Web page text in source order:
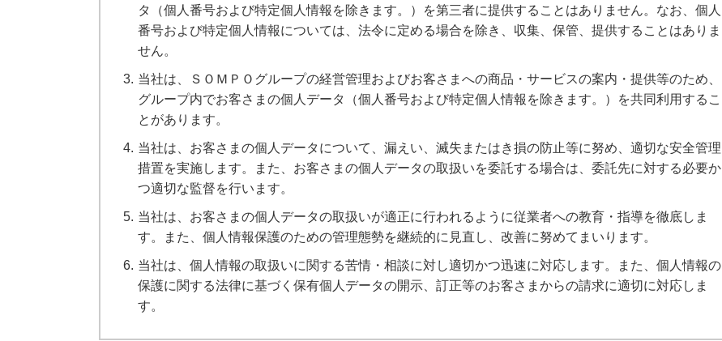
タ（個人番号および特定個人情報を除きます。）を第三者に提供することはありません。なお、個人
番号および特定個人情報については、法令に定める場合を除き、収集、保管、提供することはありま
せん。
3. 当社は、ＳＯＭＰＯグループの経営管理およびお客さまへの商品・サービスの案内・提供等のため、
グループ内でお客さまの個人データ（個人番号および特定個人情報を除きます。）を共同利用するこ
とがあります。
4. 当社は、お客さまの個人データについて、漏えい、滅失またはき損の防止等に努め、適切な安全管理
措置を実施します。また、お客さまの個人データの取扱いを委託する場合は、委託先に対する必要か
つ適切な監督を行います。
5. 当社は、お客さまの個人データの取扱いが適正に行われるように従業者への教育・指導を徹底しま
す。また、個人情報保護のための管理態勢を継続的に見直し、改善に努めてまいります。
6. 当社は、個人情報の取扱いに関する苦情・相談に対し適切かつ迅速に対応します。また、個人情報の
保護に関する法律に基づく保有個人データの開示、訂正等のお客さまからの請求に適切に対応しま
す。